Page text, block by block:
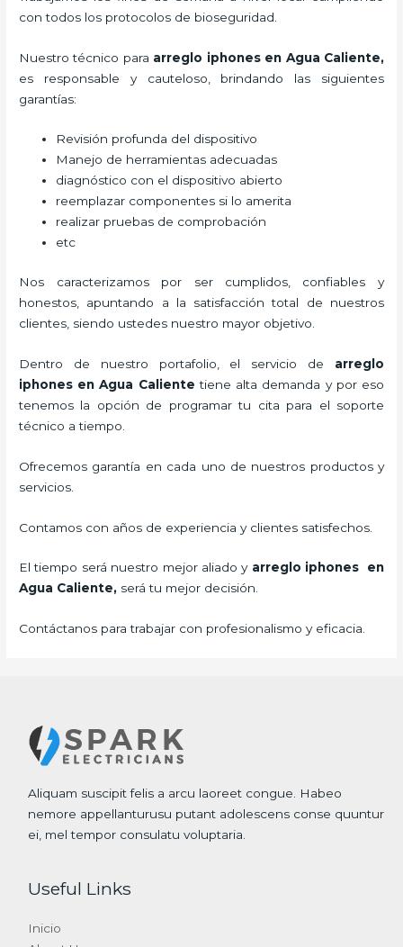
con todos los protocolos de bioseguridad.
Nuestro técnico para arreglo iphonesen Agua Caliente,
es responsable y cauteloso, brindando las siguientes
garantías:
Revisión profunda del dispositivo
Manejo de herramientas adecuadas
diagnóstico con el dispositivo abierto
reemplazar componentes si lo amerita
realizar pruebas de comprobación
etc
Nos caracterizamos por ser cumplidos, confiables y
honestos, apuntando a la satisfacción total de nuestros
clientes, siendo ustedes nuestro mayor objetivo.
Dentro de nuestro portafolio, el servicio de arreglo
iphones en Agua Caliente tiene alta demanda y por eso
tenemos la opción de programar tu cita para el soporte
técnico a tiempo.
Ofrecemos garantía en cada uno de nuestros productos y
servicios.
Contamos con años de experiencia y clientes satisfechos.
El tiempo será nuestro mejor aliado y arreglo iphones en
Agua Caliente, será tu mejor decisión.
Contáctanos para trabajar con profesionalismo y eficacia.
Aliquam suscipit felis a arcu laoreet congue. Habeo
nemore appellanturusu putant adolescens conse quuntur
ei, mel tempor consulatu voluptaria.
Useful Links
Inicio